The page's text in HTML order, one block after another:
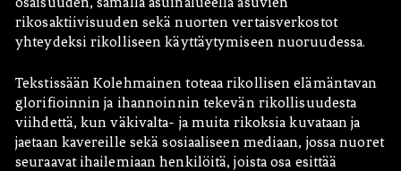
rikosaktiivisuuden sekä nuorten vertaisverkostot
yhteydeksi rikolliseen käyttäytymiseen nuoruudessa.
Tekstissään Kolehmainen toteaa rikollisen elämäntavan
glorifioinnin ja ihannoinnin tekevän rikollisuudesta
viihdettä, kun väkivalta- ja muita rikoksia kuvataan ja
jaetaan kavereille sekä sosiaaliseen mediaan, jossa nuoret
seuraavat ihailemiaan henkilöitä, joista osa esittää